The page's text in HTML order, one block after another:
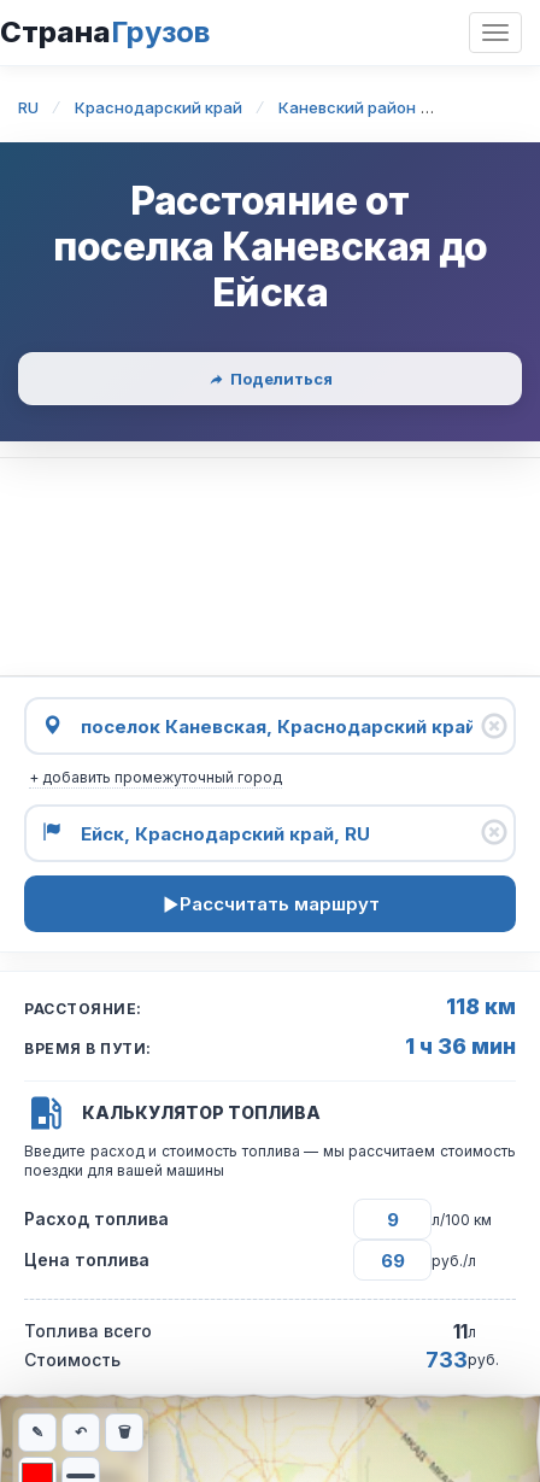
СтранаГрузов
RU Краснодарский край Каневский район
Расстояние от
поселка Каневская до
Ейска
Поделиться
+ добавить промежуточный город
Рассчитать маршрут
РАССТОЯНИЕ: 118 км
ВРЕМЯ В ПУТИ: 1 ч 36 мин
КАЛЬКУЛЯТОР ТОПЛИВА
Введите расход и стоимость топлива — мы рассчитаем стоимость
поездки для вашей машины
Расход топлива л/100 км
Цена топлива руб./л
Топлива всего 11л
Стоимость 733руб.
Интерактивная карта автомобильного маршрута из города
✎ ↶ 🗑